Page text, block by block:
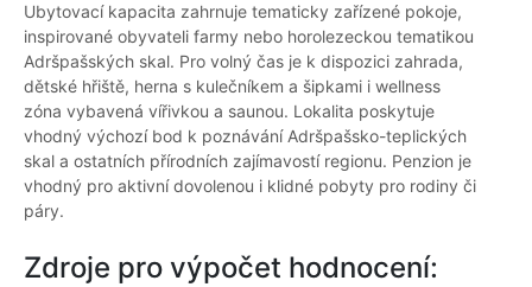
Ubytovací kapacita zahrnuje tematicky zařízené pokoje,
inspirované obyvateli farmy nebo horolezeckou tematikou
Adršpašských skal. Pro volný čas je k dispozici zahrada,
dětské hřiště, herna s kulečníkem a šipkami i wellness
zóna vybavená vířivkou a saunou. Lokalita poskytuje
vhodný výchozí bod k poznávání Adršpašsko-teplických
skal a ostatních přírodních zajímavostí regionu. Penzion je
vhodný pro aktivní dovolenou i klidné pobyty pro rodiny či
páry.
Zdroje pro výpočet hodnocení: